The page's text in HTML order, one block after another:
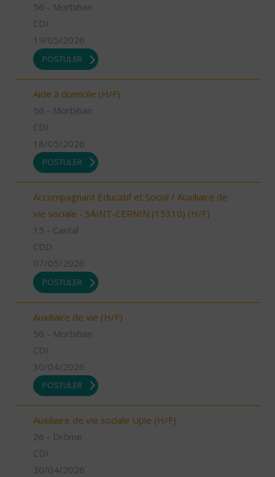
56 - Morbihan
CDI
19/05/2026
POSTULER
Aide à domicile (H/F)
56 - Morbihan
CDI
18/05/2026
POSTULER
Accompagnant Educatif et Social / Auxiliaire de
vie sociale - SAINT-CERNIN (15310) (H/F)
15 - Cantal
CDD
07/05/2026
POSTULER
Auxiliaire de vie (H/F)
56 - Morbihan
CDI
30/04/2026
POSTULER
Auxiliaire de vie sociale Upie (H/F)
26 - Drôme
CDI
30/04/2026